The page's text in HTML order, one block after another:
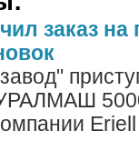
заказ на
УРАЛМАШ